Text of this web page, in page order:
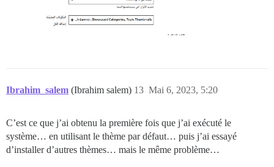
Ibrahim_salem (Ibrahim salem) Mai 6, 2023, 5:20
13
C’est ce que j’ai obtenu la première fois que j’ai exécuté le
système… en utilisant le thème par défaut… puis j’ai essayé
d’installer d’autres thèmes… mais le même problème…